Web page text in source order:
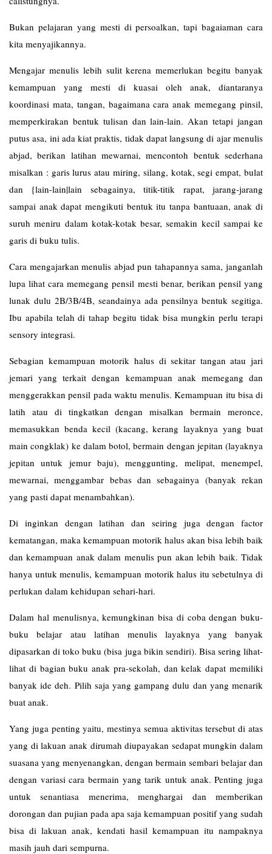
Bukan pelajaran yang mesti di persoalkan, tapi bagaiaman cara
kita menyajikannya.
Mengajar menulis lebih sulit kerena memerlukan begitu banyak
kemampuan yang mesti di kuasai oleh anak, diantaranya
koordinasi mata, tangan, bagaimana cara anak memegang pinsil,
memperkirakan bentuk tulisan dan lain-lain. Akan tetapi jangan
putus asa, ini ada kiat praktis, tidak dapat langsung di ajar menulis
abjad, berikan latihan mewarnai, mencontoh bentuk sederhana
misalkan : garis lurus atau miring, silang, kotak, segi empat, bulat
dan {lain-lain|lain sebagainya, titik-titik rapat, jarang-jarang
sampai anak dapat mengikuti bentuk itu tanpa bantuaan, anak di
suruh meniru dalam kotak-kotak besar, semakin kecil sampai ke
garis di buku tulis.
Cara mengajarkan menulis abjad pun tahapannya sama, janganlah
lupa lihat cara memegang pensil mesti benar, berikan pensil yang
lunak dulu 2B/3B/4B, seandainya ada pensilnya bentuk segitiga.
Ibu apabila telah di tahap begitu tidak bisa mungkin perlu terapi
sensory integrasi.
Sebagian kemampuan motorik halus di sekitar tangan atau jari
jemari yang terkait dengan kemampuan anak memegang dan
menggerakkan pensil pada waktu menulis. Kemampuan itu bisa di
latih atau di tingkatkan dengan misalkan bermain meronce,
memasukkan benda kecil (kacang, kerang layaknya yang buat
main congklak) ke dalam botol, bermain dengan jepitan (layaknya
jepitan untuk jemur baju), menggunting, melipat, menempel,
mewarnai, menggambar bebas dan sebagainya (banyak rekan
yang pasti dapat menambahkan).
Di inginkan dengan latihan dan seiring juga dengan factor
kematangan, maka kemampuan motorik halus akan bisa lebih baik
dan kemampuan anak dalam menulis pun akan lebih baik. Tidak
hanya untuk menulis, kemampuan motorik halus itu sebetulnya di
perlukan dalam kehidupan sehari-hari.
Dalam hal menulisnya, kemungkinan bisa di coba dengan buku-
buku belajar atau latihan menulis layaknya yang banyak
dipasarkan di toko buku (bisa juga bikin sendiri). Bisa sering lihat-
lihat di bagian buku anak pra-sekolah, dan kelak dapat memiliki
banyak ide deh. Pilih saja yang gampang dulu dan yang menarik
buat anak.
Yang juga penting yaitu, mestinya semua aktivitas tersebut di atas
yang di lakuan anak dirumah diupayakan sedapat mungkin dalam
suasana yang menyenangkan, dengan bermain sembari belajar dan
dengan variasi cara bermain yang tarik untuk anak. Penting juga
untuk senantiasa menerima, menghargai dan memberikan
dorongan dan pujian pada apa saja kemampuan positif yang sudah
bisa di lakuan anak, kendati hasil kemampuan itu nampaknya
masih jauh dari sempurna.